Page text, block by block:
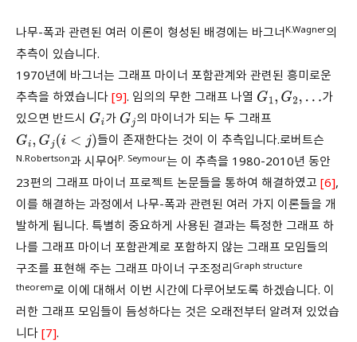
나무-폭과 관련된 여러 이론이 형성된 배경에는 바그너K.Wagner의
추측이 있습니다.
1970년에 바그너는 그래프 마이너 포함관계와 관련된 흥미로운
추측을 하였습니다 [9]. 임의의 무한 그래프 나열 G1,G2,…
가
있으면 반드시 Gi 가 Gj 의 마이너가 되는 두 그래프
Gi,G j(i<j) 들이 존재한다는 것이 이 추측입니다.로버트슨
N.Robertson과 시무어P. Seymour는 이 추측을 1980-2010년 동안
23편의 그래프 마이너 프로젝트 논문들을 통하여 해결하였고 [6],
이를 해결하는 과정에서 나무-폭과 관련된 여러 가지 이론들을 개
발하게 됩니다. 특별히 중요하게 사용된 결과는 특정한 그래프 하
나를 그래프 마이너 포함관계로 포함하지 않는 그래프 모임들의
구조를 표현해 주는 그래프 마이너 구조정리 Graph structure
theorem로 이에 대해서 이번 시간에 다루어보도록 하겠습니다. 이
러한 그래프 모임들이 듬성하다는 것은 오래전부터 알려져 있었습
니다 [7].